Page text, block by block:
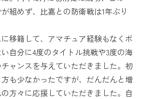
組めず、比嘉との防衛戦は1年ぶり
移籍して、アマチュア経験もなくボ
自分に4度のタイトル挑戦や3度の海
ャンスを与えていただきました。初
も少なかったですが、だんだんと増
方々に応援していただきました。自